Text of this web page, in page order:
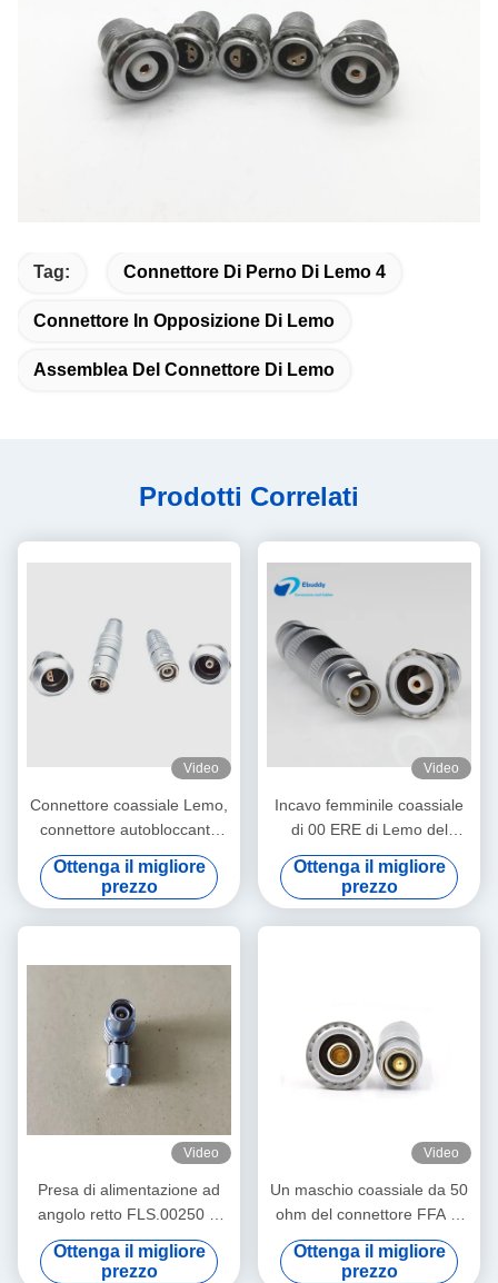
Tag: Connettore Di Perno Di Lemo 4
Connettore In Opposizione Di Lemo
Assemblea Del Connettore Di Lemo
Prodotti Correlati
Video
Connettore coassiale Lemo,
connettore autobloccante
push-pull serie S, FFA ERA
2-8 pin
Ottenga il migliore
prezzo
Video
Incavo femminile coassiale
di 00 ERE di Lemo del
connettore di cavo coassiale
ERA.00.250 un mini
Ottenga il migliore
prezzo
Video
Presa di alimentazione ad
angolo retto FLS.00250 di
Lemo del gomito di FLA
Ottenga il migliore
prezzo
Video
Un maschio coassiale da 50
ohm del connettore FFA di
Lemo 3S M18 e fermagli
FFA.3S.250
Ottenga il migliore
prezzo